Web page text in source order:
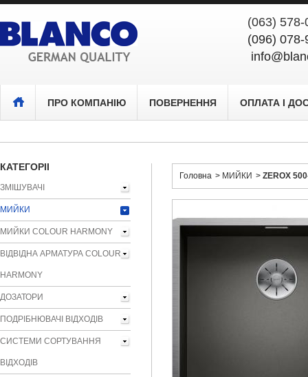
(063)
(096)
ПРО КОМПАНІЮ ПОВЕРНЕННЯ ОПЛАТА І
КАТЕГОРІЇ
ЗМІШУВАЧІ
МИЙКИ
МИЙКИ COLOUR HARMONY
ВІДВІДНА АРМАТУРА COLOUR
HARMONY
ДОЗАТОРИ
ПОДРІБНЮВАЧІ ВІДХОДІВ
СИСТЕМИ СОРТУВАННЯ
ВІДХОДІВ
Головна > МИЙКИ > ZEROX